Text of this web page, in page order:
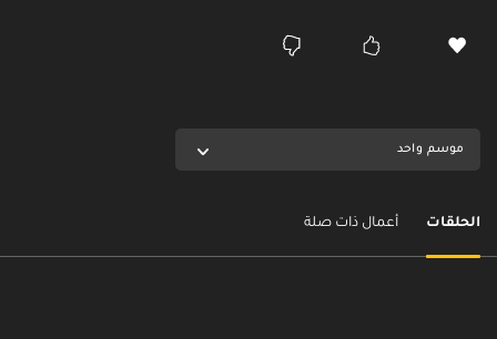
موسم واحد
الحلقات أعمال ذات صلة